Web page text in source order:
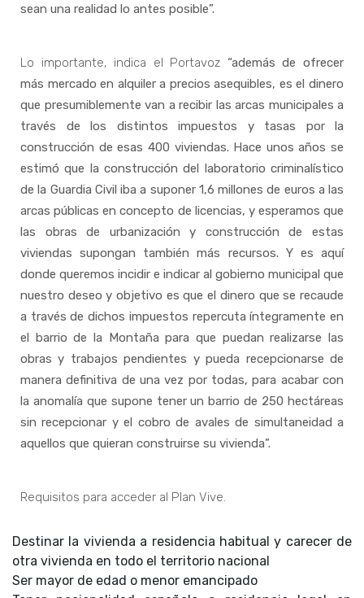
sean una realidad lo antes posible”.
Lo importante, indica el Portavoz “además de ofrecer
más mercado en alquiler a precios asequibles, es el dinero
que presumiblemente van a recibir las arcas municipales a
través de los distintos impuestos y tasas por la
construcción de esas 400 viviendas. Hace unos años se
estimó que la construcción del laboratorio criminalístico
de la Guardia Civil iba a suponer 1,6 millones de euros a las
arcas públicas en concepto de licencias, y esperamos que
las obras de urbanización y construcción de estas
viviendas supongan también más recursos. Y es aquí
donde queremos incidir e indicar al gobierno municipal que
nuestro deseo y objetivo es que el dinero que se recaude
a través de dichos impuestos repercuta íntegramente en
el barrio de la Montaña para que puedan realizarse las
obras y trabajos pendientes y pueda recepcionarse de
manera definitiva de una vez por todas, para acabar con
la anomalía que supone tener un barrio de 250 hectáreas
sin recepcionar y el cobro de avales de simultaneidad a
aquellos que quieran construirse su vivienda”.
Requisitos para acceder al Plan Vive.
Destinar la vivienda a residencia habitual y carecer de
otra vivienda en todo el territorio nacional
Ser mayor de edad o menor emancipado